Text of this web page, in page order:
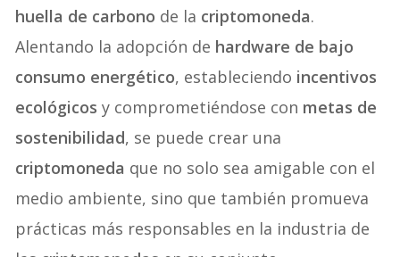
huella de carbono de la criptomoneda.
Alentando la adopción de hardware de bajo
consumo energético, estableciendo incentivos
ecológicos y comprometiéndose con metas de
sostenibilidad, se puede crear una
criptomoneda que no solo sea amigable con el
medio ambiente, sino que también promueva
prácticas más responsables en la industria de